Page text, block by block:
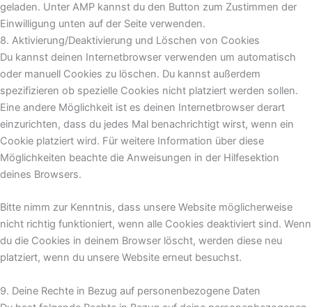
geladen. Unter AMP kannst du den Button zum Zustimmen der
Einwilligung unten auf der Seite verwenden.
8. Aktivierung/Deaktivierung und Löschen von Cookies
Du kannst deinen Internetbrowser verwenden um automatisch
oder manuell Cookies zu löschen. Du kannst außerdem
spezifizieren ob spezielle Cookies nicht platziert werden sollen.
Eine andere Möglichkeit ist es deinen Internetbrowser derart
einzurichten, dass du jedes Mal benachrichtigt wirst, wenn ein
Cookie platziert wird. Für weitere Information über diese
Möglichkeiten beachte die Anweisungen in der Hilfesektion
deines Browsers.
Bitte nimm zur Kenntnis, dass unsere Website möglicherweise
nicht richtig funktioniert, wenn alle Cookies deaktiviert sind. Wenn
du die Cookies in deinem Browser löscht, werden diese neu
platziert, wenn du unsere Website erneut besuchst.
9. Deine Rechte in Bezug auf personenbezogene Daten